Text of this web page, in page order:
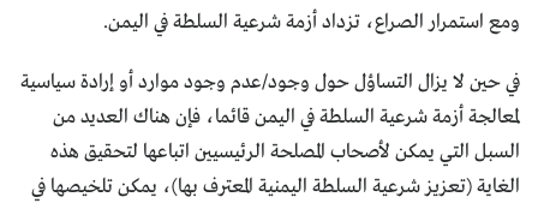
ومع استمرار الصراع، تزداد أزمة شرعية السلطة في اليمن.
في حين لا يزال التساؤل حول وجود/عدم وجود موارد أو إرادة سياسية
لمعالجة أزمة شرعية السلطة في اليمن قائما، فإن هناك العديد من
السبل التي يمكن لأصحاب المصلحة الرئيسيين اتباعها لتحقيق هذه
الغاية (تعزيز شرعية السلطة اليمنية المعترف بها)، يمكن تلخيصها في